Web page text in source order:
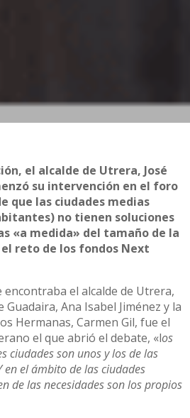
el alcalde de Utrera, José
su intervención en el foro
que las ciudades medias
no tienen soluciones
«a medida» del tamaño de la
reto de los fondos Next
encontraba el alcalde de Utrera,
Guadaira, Ana Isabel Jiménez y la
Hermanas, Carmen Gil, fue el
el que abrió el debate, «los
ciudades son unos y los de las
en el ámbito de las ciudades
de las necesidades son los propios